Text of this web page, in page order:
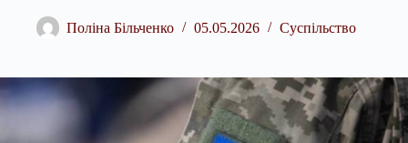
Поліна Більченко 05.05.2026 Суспільство